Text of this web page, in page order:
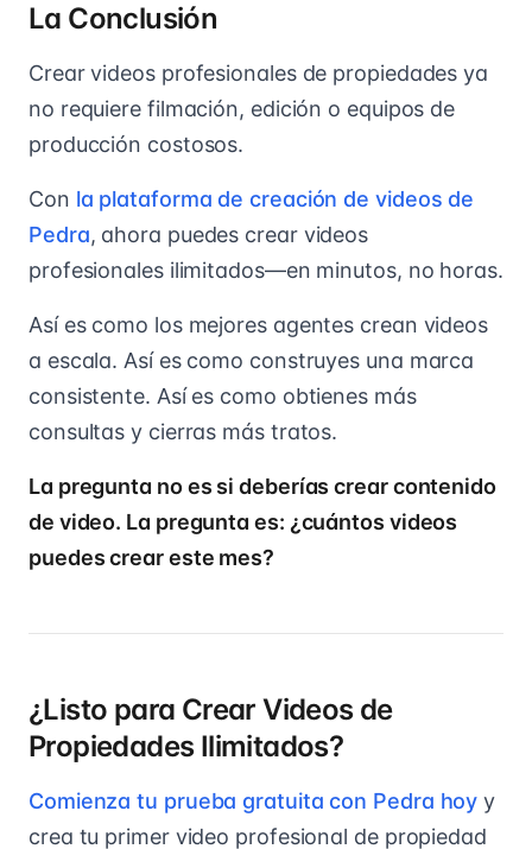
La Conclusión
Crear videos profesionales de propiedades ya
no requiere filmación, edición o equipos de
producción costosos.
Con la plataforma de creación de videos de
Pedra, ahora puedes crear videos
profesionales ilimitados—en minutos, no horas.
Así es como los mejores agentes crean videos
a escala. Así es como construyes una marca
consistente. Así es como obtienes más
consultas y cierras más tratos.
La pregunta no es si deberías crear contenido
de video. La pregunta es: ¿cuántos videos
puedes crear este mes?
¿Listo para Crear Videos de
Propiedades Ilimitados?
Comienza tu prueba gratuita con Pedra hoy y
crea tu primer video profesional de propiedad